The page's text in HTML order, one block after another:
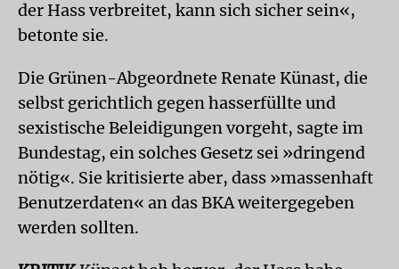
der Hass verbreitet, kann sich sicher sein«,
betonte sie.
Die Grünen-Abgeordnete Renate Künast, die
selbst gerichtlich gegen hasserfüllte und
sexistische Beleidigungen vorgeht, sagte im
Bundestag, ein solches Gesetz sei »dringend
nötig«. Sie kritisierte aber, dass »massenhaft
Benutzerdaten« an das BKA weitergegeben
werden sollten.